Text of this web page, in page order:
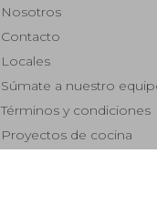
Nosotros
Contacto
Locales
Súmate a nuestro
Términos y condiciones
Proyectos de cocina